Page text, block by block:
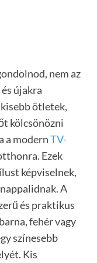
nem az
újakra
ötletek,
kölcsönözni
a modernTV-
Ezek
képviselnek,
A
és praktikus
fehér vagy
színesebb
Kis